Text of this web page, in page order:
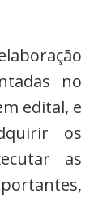
no
edital, e
os
as